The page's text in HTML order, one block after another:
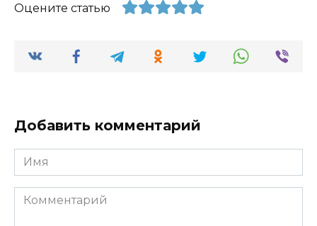
Оцените статью
Добавить комментарий
Имя
Комментарий